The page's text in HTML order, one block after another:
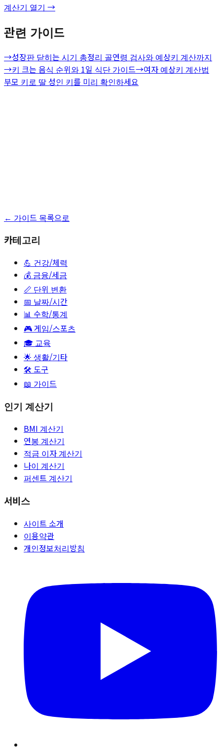
계산기 열기 →
관련 가이드
→성장판 닫히는 시기 총정리 골연령 검사와 예상키 계산까지
→키 크는 음식 순위와 1일 식단 가이드→여자 예상키 계산법
부모 키로 딸 성인 키를 미리 확인하세요
← 가이드 목록으로
카테고리
💪 건강/체력
💰 금융/세금
📏 단위 변환
📅 날짜/시간
📊 수학/통계
🎮게임/스포츠
🎓 교육
🌟 생활/기타
🛠️ 도구
📖 가이드
인기 계산기
BMI 계산기
연봉 계산기
적금 이자 계산기
나이 계산기
퍼센트 계산기
서비스
사이트 소개
이용약관
개인정보처리방침